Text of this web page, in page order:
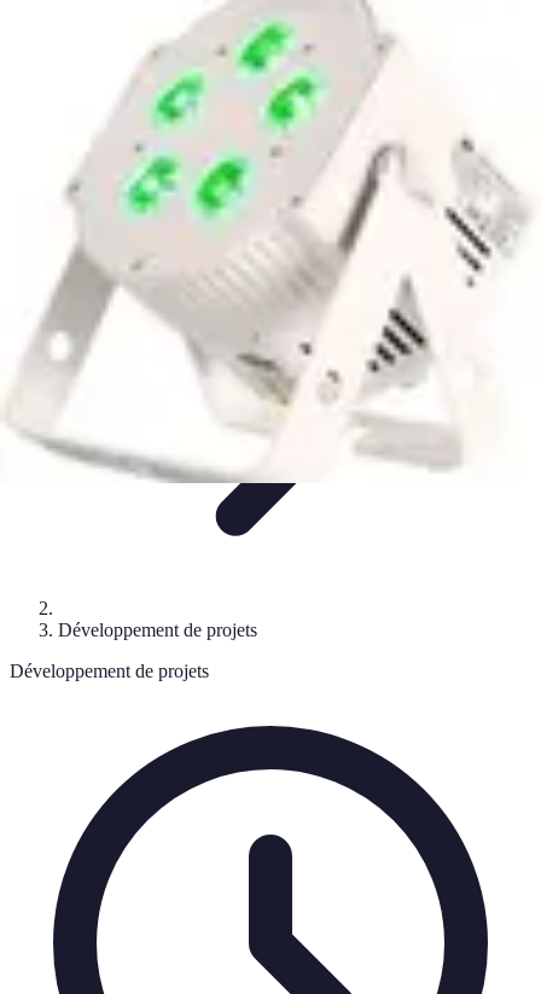
Qualité de Code Développement MobileLangages de
Tendances
Tutoriel Programmation
Développement de projets
Développement de projets